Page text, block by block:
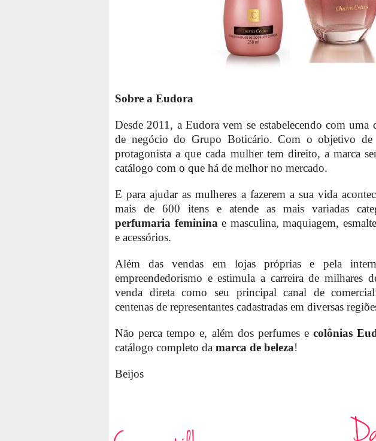
Sobre a Eudora
Desde 2011, a Eudora vem se estabelecendo com uma
de negócio do Grupo Boticário. Com o objetivo
protagonista a que cada mulher tem direito, a marca
catálogo com o que há de melhor no mercado.
E para ajudar as mulheres a fazerem a sua vida
mais de 600 itens e atende as mais variadas
perfumaria feminina e masculina, maquiagem,
e acessórios.
Além das vendas em lojas próprias e pela
empreendedorismo e estimula a carreira de milhares
venda direta como seu principal canal de
centenas de representantes cadastradas em diversas
Não perca tempo e, além dos perfumes ecolônias
catálogo completo da marca de beleza!
Beijos